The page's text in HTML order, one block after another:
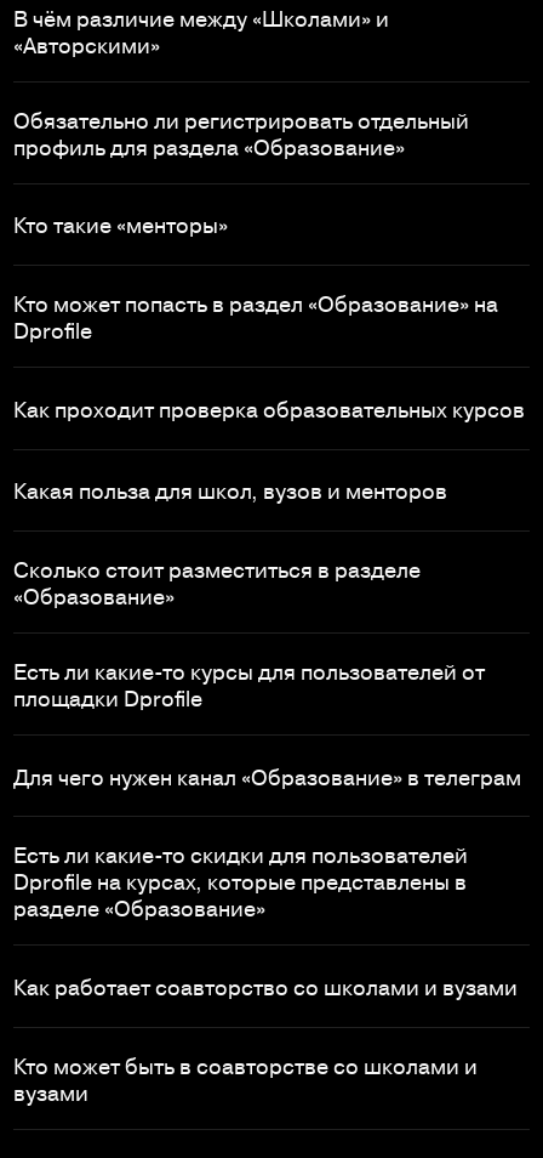
В чём различие между «Школами» и
«Авторскими»
Обязательно ли регистрировать отдельный
профиль для раздела «Образование»
Кто такие «менторы»
Кто может попасть в раздел «Образование» на
Dprofile
Как проходит проверка образовательных курсов
Какая польза для школ, вузов и менторов
Сколько стоит разместиться в разделе
«Образование»
Есть ли какие-то курсы для пользователей от
площадки Dprofile
Для чего нужен канал «Образование» в телеграм
Есть ли какие-то скидки для пользователей
Dprofile на курсах, которые представлены в
разделе «Образование»
Как работает соавторство со школами и вузами
Кто может быть в соавторстве со школами и
вузами